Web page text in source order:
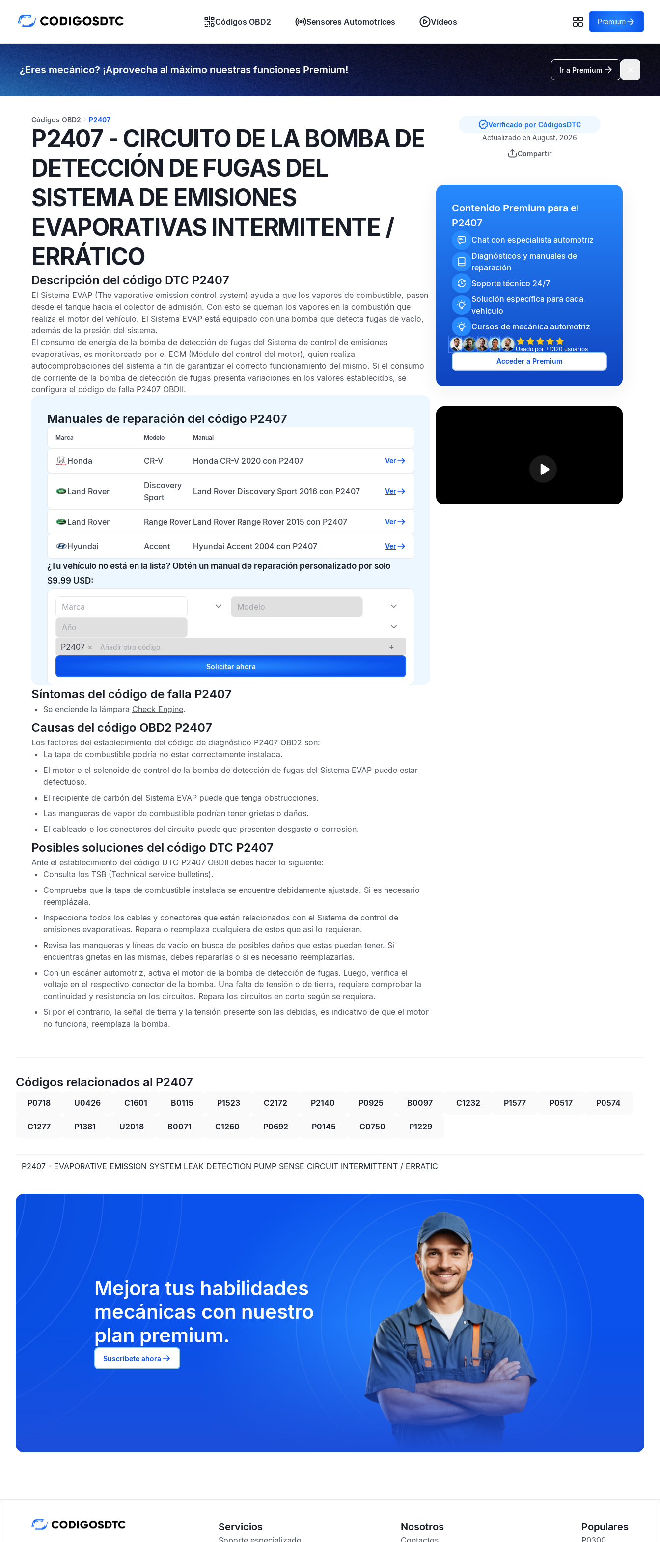
Códigos OBD2 Sensores Automotrices Vídeos Premium
¿Eres mecánico? ¡Aprovecha al máximo nuestras funciones Premium! Ir a Premium
Códigos OBD2 P2407
P2407 - CIRCUITO DE LA BOMBA DE
DETECCIÓN DE FUGAS DEL
SISTEMA DE EMISIONES
EVAPORATIVAS INTERMITENTE /
ERRÁTICO
Descripción del código DTC P2407
El Sistema EVAP (The vaporative emission control system) ayuda a que los vapores de combustible, pasen
desde el tanque hacia el colector de admisión. Con esto se queman los vapores en la combustión que
realiza el motor del vehículo. El Sistema EVAP está equipado con una bomba que detecta fugas de vacío,
además de la presión del sistema.
El consumo de energía de la bomba de detección de fugas del Sistema de control de emisiones
evaporativas, es monitoreado por el ECM (Módulo del control del motor), quien realiza
autocomprobaciones del sistema a fin de garantizar el correcto funcionamiento del mismo. Si el consumo
de corriente de la bomba de detección de fugas presenta variaciones en los valores establecidos, se
configura el código de falla P2407 OBDII.
Manuales de reparación del código P2407
Marca Modelo Manual
Honda CR-V Honda CR-V 2020 con P2407 Ver
Land Rover
Discovery
Sport
Land Rover Discovery Sport 2016 con P2407 Ver
Land Rover Range Rover Land Rover Range Rover 2015 con P2407 Ver
Hyundai Accent Hyundai Accent 2004 con P2407 Ver
¿Tu vehículo no está en la lista? Obtén un manual de reparación personalizado por solo
$9.99 USD:
P2407 × +
Solicitar ahora
Síntomas del código de falla P2407
Se enciende la lámpara Check Engine.
Causas del código OBD2 P2407
Los factores del establecimiento del código de diagnóstico P2407 OBD2 son:
La tapa de combustible podría no estar correctamente instalada.
El motor o el solenoide de control de la bomba de detección de fugas del Sistema EVAP puede estar
defectuoso.
El recipiente de carbón del Sistema EVAP puede que tenga obstrucciones.
Las mangueras de vapor de combustible podrían tener grietas o daños.
El cableado o los conectores del circuito puede que presenten desgaste o corrosión.
Posibles soluciones del código DTC P2407
Ante el establecimiento del código DTC P2407 OBDII debes hacer lo siguiente:
Consulta los TSB (Technical service bulletins).
Comprueba que la tapa de combustible instalada se encuentre debidamente ajustada. Si es necesario
reemplázala.
Inspecciona todos los cables y conectores que están relacionados con el Sistema de control de
emisiones evaporativas. Repara o reemplaza cualquiera de estos que así lo requieran.
Revisa las mangueras y líneas de vacío en busca de posibles daños que estas puedan tener. Si
encuentras grietas en las mismas, debes repararlas o si es necesario reemplazarlas.
Con un escáner automotriz, activa el motor de la bomba de detección de fugas. Luego, verifica el
voltaje en el respectivo conector de la bomba. Una falta de tensión o de tierra, requiere comprobar la
continuidad y resistencia en los circuitos. Repara los circuitos en corto según se requiera.
Si por el contrario, la señal de tierra y la tensión presente son las debidas, es indicativo de que el motor
no funciona, reemplaza la bomba.
Verificado por CódigosDTC
Actualizado en August, 2026
Compartir
Contenido Premium para el
P2407
Chat con especialista automotriz
Diagnósticos y manuales de
reparación
Soporte técnico 24/7
Solución específica para cada
vehículo
Cursos de mecánica automotriz
Usado por +1320 usuarios
Acceder a Premium
Códigos relacionados al P2407
P0718 U0426 C1601 B0115 P1523 C2172 P2140 P0925 B0097 C1232 P1577 P0517 P0574
C1277 P1381 U2018 B0071 C1260 P0692 P0145 C0750 P1229
P2407 - EVAPORATIVE EMISSION SYSTEM LEAK DETECTION PUMP SENSE CIRCUIT INTERMITTENT / ERRATIC
Mejora tus habilidades
mecánicas con nuestro
plan premium.
Suscríbete ahora
Servicios Nosotros Populares